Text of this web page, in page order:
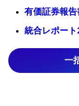
有価証券報告
統合レポー
一